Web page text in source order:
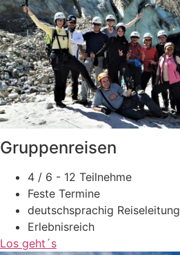
Gruppenreisen
4 / 6 - 12 Teilnehme
Feste Termine
deutschsprachig Reiseleitung
Erlebnisreich
Los geht´s